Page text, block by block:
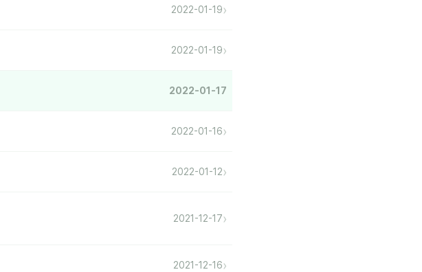
2022-01-19›
2022-01-19›
2022-01-17
2022-01-16›
2022-01-12›
2021-12-17›
2021-12-16›